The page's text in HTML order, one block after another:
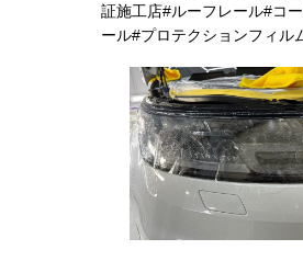
証施工店#ルーフレール#コ
ール#プロテクションフィル